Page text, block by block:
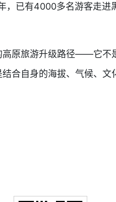
，已有4000多名游客走进
高原旅游升级路径——它不
合自身的海拔、气候、文